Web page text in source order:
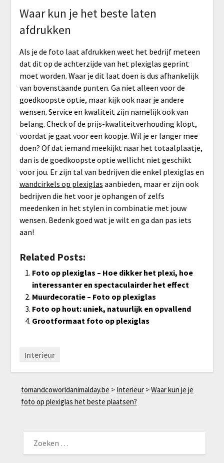
Waar kun je het beste laten
afdrukken
Als je de foto laat afdrukken weet het bedrijf meteen
dat dit op de achterzijde van het plexiglas geprint
moet worden. Waar je dit laat doen is dus afhankelijk
van bovenstaande punten. Ga niet alleen voor de
goedkoopste optie, maar kijk ook naar je andere
wensen. Service en kwaliteit zijn namelijk ook van
belang. Check of de prijs-kwaliteitverhouding klopt,
voordat je gaat voor een koopje. Wil je er langer mee
doen? Of dat iemand meekijkt naar het totaalplaatje,
dan is de goedkoopste optie wellicht niet geschikt
voor jou. Er zijn tal van bedrijven die enkel plexiglas en
wandcirkels op plexiglas aanbieden, maar er zijn ook
bedrijven die het voor je ophangen of zelfs
meedenken in het stylen in combinatie met jouw
wensen. Bedenk goed wat je wilt en ga dan pas iets
aan!
Related Posts:
Foto op plexiglas – Hoe dikker het plexi, hoe
interessanter en spectaculairder het effect
Muurdecoratie – Foto op plexiglas
Foto op hout: uniek, natuurlijk en opvallend
Grootformaat foto op plexiglas
Interieur
tomandcoworldanimalday.be > Interieur >Waar kun je je
foto op plexiglas het beste plaatsen?
NAAR: